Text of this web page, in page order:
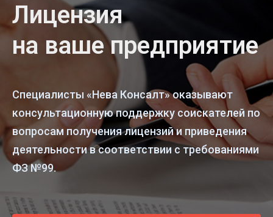
Лицензия
на ваше предприятие
Специалисты «Нева Консалт» оказывают
консультационную поддержку соискателей по
вопросам получения лицензий и приведения
деятельности в соответствии с требованиями
ФЗ №99.